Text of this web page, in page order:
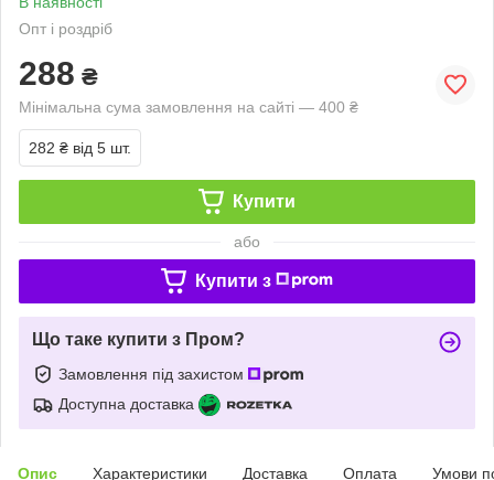
Опт і роздріб
288 ₴
Мінімальна сума замовлення на сайті — 400 ₴
282 ₴ від 5 шт.
Купити
або
Купити з
Що таке купити з Пром?
Замовлення під захистом
Доступна доставка
Опис Характеристики Доставка Оплата Умови